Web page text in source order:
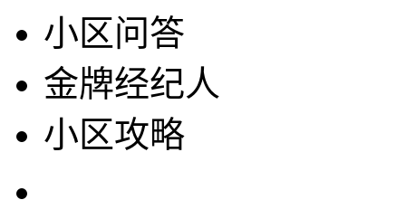
小区问答
金牌经纪人
小区攻略